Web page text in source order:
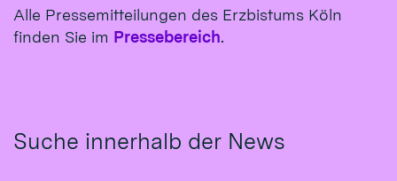
Alle Pressemitteilungen des Erzbistums Köln
finden Sie im Pressebereich.
Suche innerhalb der News